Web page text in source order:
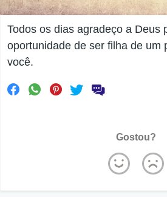
Todos os dias agradeço a Deus
oportunidade de ser filha de um
você.
Gostou?